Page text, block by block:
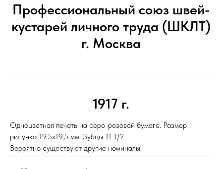
Профессиональный союз швей-
кустарей личного труда (ШКЛТ)
г. Москва
1917 г.
Одноцветная печать на серо-розовой бумаге. Размер
рисунка 19,5х19,5 мм. Зубцы 11 1/2.
Вероятно существуют другие номиналы.